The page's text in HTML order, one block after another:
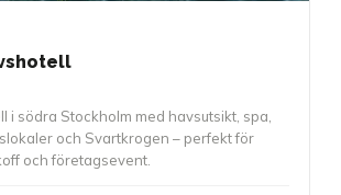
i södra Stockholm med havsutsikt, spa,
och Svartkrogen – perfekt för
och företagsevent.